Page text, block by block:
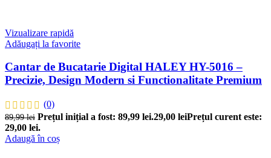
Vizualizare rapidă
Adăugați la favorite
Cantar de Bucatarie Digital HALEY HY-5016 –
Precizie, Design Modern si Functionalitate Premium
(0)
89,99lei Prețul inițial a fost: 89,99 lei.29,00 leiPrețul curent este:
29,00 lei.
Adaugă în coș